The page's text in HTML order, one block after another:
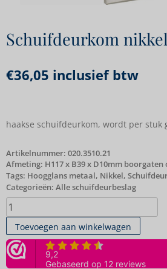
Schuifdeurkom nikkel
€36,05 inclusief btw
haakse schuifdeurkom, wordt per stuk
Artikelnummer: 020.3510.21
Afmeting: H117 x B39 x D10mm boorgaten
Tags: Hoogglans metaal, Nikkel,
Categorieën: Alle schuifdeurbeslag
Toevoegen aan winkelwagen